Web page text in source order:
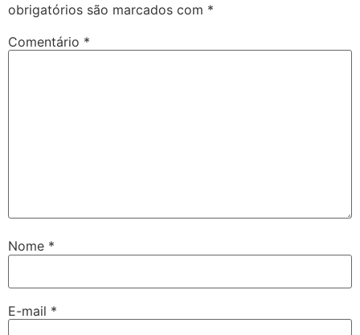
obrigatórios são marcados com *
Comentário *
Nome *
E-mail *